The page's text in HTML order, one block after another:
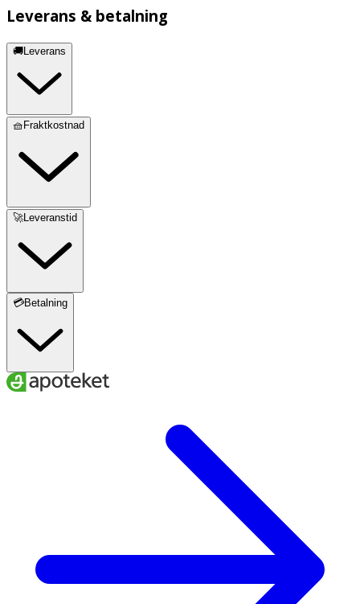
Leverans & betalning
🚚Leverans
🧺Fraktkostnad
🚀Leveranstid
💳Betalning